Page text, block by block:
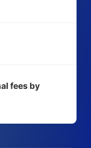
fees by